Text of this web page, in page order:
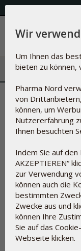
Menü
Was steckt in
Bei der Herstellung
Arzneimitteln kann
werden.
Hilfsstoffe dienen
Tabletten und
Einwirkung durch
vor UV-Strahlung
den Geschmack zu
Wir
Um Ihnen das
bieten zu können,
Pharma Nord
von
können, um
Nutzererfahrung
Ihnen besuchten
Indem Sie auf den
AKZEPTIEREN“
zur Verwendung
können auch die
bestimmten
Zwecke aus und
können Ihre
Sie auf das
Webseite klicken.